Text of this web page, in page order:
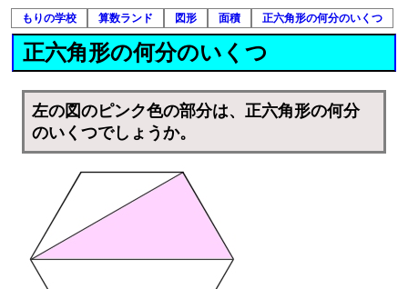
もりの学校 算数ランド 図形 面積 正六角形の何分のいくつ
正六角形の何分のいくつ
左の図のピンク色の部分は、正六角形の何分
のいくつでしょうか。